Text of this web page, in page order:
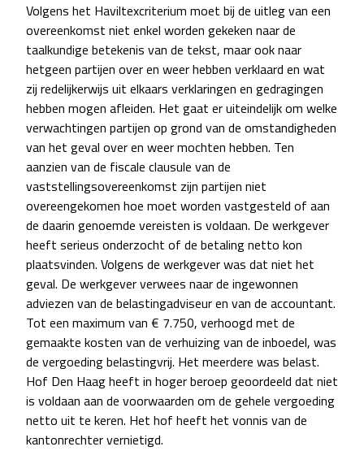
Volgens het Haviltexcriterium moet bij de uitleg van een
overeenkomst niet enkel worden gekeken naar de
taalkundige betekenis van de tekst, maar ook naar
hetgeen partijen over en weer hebben verklaard en wat
zij redelijkerwijs uit elkaars verklaringen en gedragingen
hebben mogen afleiden. Het gaat er uiteindelijk om welke
verwachtingen partijen op grond van de omstandigheden
van het geval over en weer mochten hebben. Ten
aanzien van de fiscale clausule van de
vaststellingsovereenkomst zijn partijen niet
overeengekomen hoe moet worden vastgesteld of aan
de daarin genoemde vereisten is voldaan. De werkgever
heeft serieus onderzocht of de betaling netto kon
plaatsvinden. Volgens de werkgever was dat niet het
geval. De werkgever verwees naar de ingewonnen
adviezen van de belastingadviseur en van de accountant.
Tot een maximum van € 7.750, verhoogd met de
gemaakte kosten van de verhuizing van de inboedel, was
de vergoeding belastingvrij. Het meerdere was belast.
Hof Den Haag heeft in hoger beroep geoordeeld dat niet
is voldaan aan de voorwaarden om de gehele vergoeding
netto uit te keren. Het hof heeft het vonnis van de
kantonrechter vernietigd.